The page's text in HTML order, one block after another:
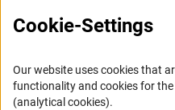
История Представительства
Органы управления
Задачи DFG
Cookie-Settings
Our website uses cookies that
functionality and cookies for
(analytical cookies).